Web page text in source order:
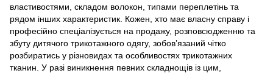
властивостями, складом волокон, типами переплетінь та
рядом інших характеристик. Кожен, хто має власну справу і
професійно спеціалізується на продажу, розповсюдженню та
збуту дитячого трикотажного одягу, зобов’язаний чітко
розбиратись у різновидах та особливостях трикотажних
тканин. У разі виникнення певних складнощів із цим,